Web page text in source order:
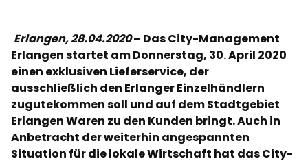
Erlangen, 28.04.2020– Das City-Management
Erlangen startet am Donnerstag, 30. April 2020
einen exklusiven Lieferservice, der
ausschließlich den Erlanger Einzelhändlern
zugutekommen soll und auf dem Stadtgebiet
Erlangen Waren zu den Kunden bringt. Auch in
Anbetracht der weiterhin angespannten
Situation für die lokale Wirtschaft hat das City-